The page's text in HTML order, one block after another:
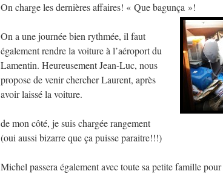
On charge les dernières affaires! « Que bagunça »!
On a une journée bien rythmée, il faut
également rendre la voiture à l’aéroport du
Lamentin. Heureusement Jean-Luc, nous
propose de venir chercher Laurent, après
avoir laissé la voiture.
de mon côté, je suis chargée rangement
(oui aussi bizarre que ça puisse paraitre!!!)
Michel passera également avec toute sa petite famille